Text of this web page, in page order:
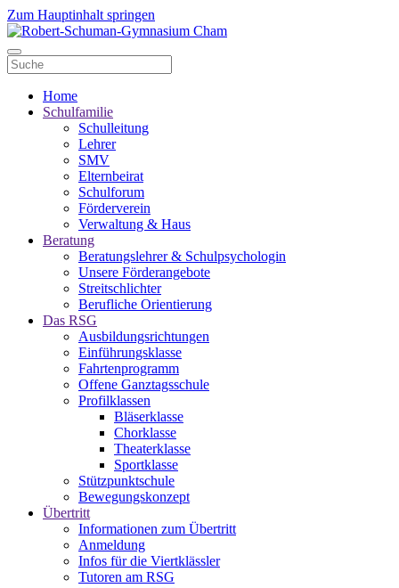
Zum Hauptinhalt springen
Home
Schulfamilie
Schulleitung
Lehrer
SMV
Elternbeirat
Schulforum
Förderverein
Verwaltung & Haus
Beratung
Beratungslehrer & Schulpsychologin
Unsere Förderangebote
Streitschlichter
Berufliche Orientierung
Das RSG
Ausbildungsrichtungen
Einführungsklasse
Fahrtenprogramm
Offene Ganztagsschule
Profilklassen
Bläserklasse
Chorklasse
Theaterklasse
Sportklasse
Stützpunktschule
Bewegungskonzept
Übertritt
Informationen zum Übertritt
Anmeldung
Infos für die Viertklässler
Tutoren am RSG